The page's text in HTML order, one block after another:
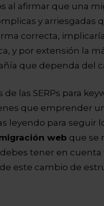
al afirmar que una
y arriesgadas
correcta,
y por extensión la
que dependa del
las SERPs para
que emprender
leyendo para seguir
web que se
tener en cuenta
este cambio de